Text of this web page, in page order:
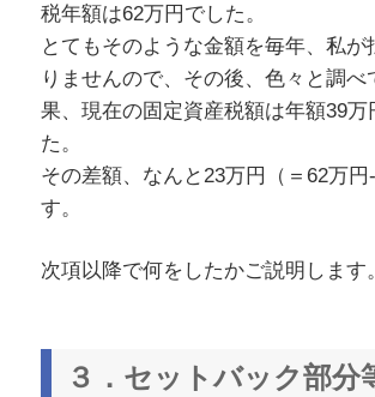
税年額は62万円でした。
とてもそのような金額を毎年、私が
りませんので、その後、色々と調べ
果、現在の固定資産税額は年額39万
た。
その差額、なんと23万円（＝62万
す。
次項以降で何をしたかご説明します。
３．セットバック部分